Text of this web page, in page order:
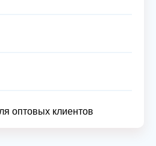
оптовых клиентов